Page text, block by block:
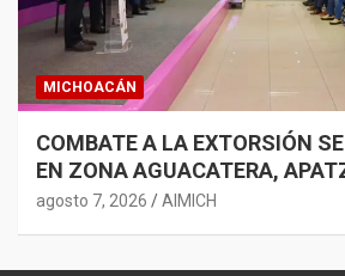
MICHOACÁN
COMBATE A LA EXTORSIÓN
EN ZONA AGUACATERA,
TIERRA CALIENTE: BEDOLLA
agosto 7, 2026 AIMICH